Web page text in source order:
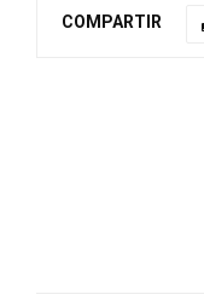
COMPARTIR